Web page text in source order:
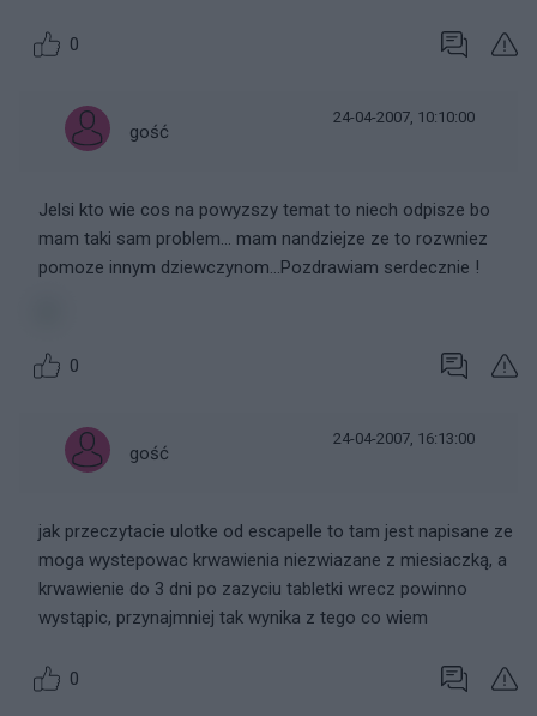
0
gość
24-04-2007, 10:10:00
Jelsi kto wie cos na powyzszy temat to niech odpisze bo
mam taki sam problem... mam nandziejze ze to rozwniez
pomoze innym dziewczynom...Pozdrawiam serdecznie !
0
gość
24-04-2007, 16:13:00
jak przeczytacie ulotke od escapelle to tam jest napisane ze
moga wystepowac krwawienia niezwiazane z miesiaczką, a
krwawienie do 3 dni po zazyciu tabletki wrecz powinno
wystąpic, przynajmniej tak wynika z tego co wiem
0